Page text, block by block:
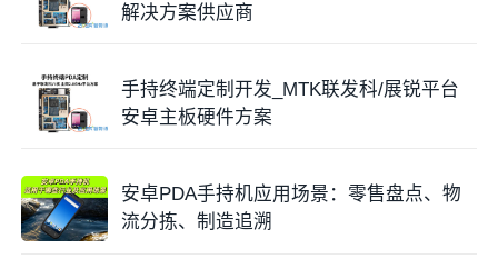
充电方式：Type-C直充
解决方案供应商
手持终端定制开发_MTK联发科/展锐平台
安卓主板硬件方案
安卓PDA手持机应用场景：零售盘点、物
流分拣、制造追溯